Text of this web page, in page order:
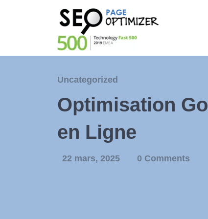
Uncategorized
Optimisation
en Ligne
22 mars, 2025 0 Comments